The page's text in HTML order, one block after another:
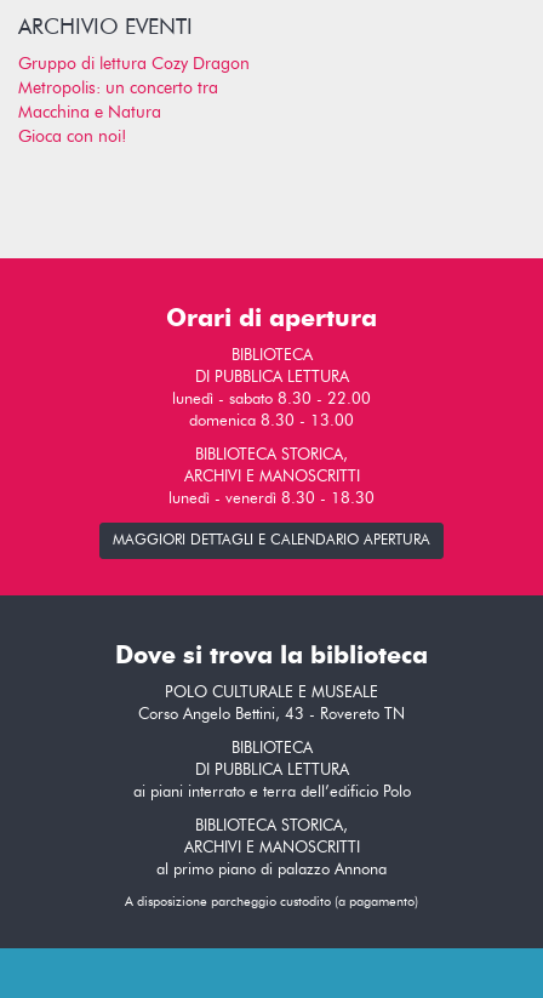
ARCHIVIO EVENTI
Gruppo di lettura Cozy Dragon
Metropolis: un concerto tra
Macchina e Natura
Gioca con noi!
Orari di apertura
BIBLIOTECA
DI PUBBLICA LETTURA
lunedì - sabato 8.30 - 22.00
domenica 8.30 - 13.00
BIBLIOTECA STORICA,
ARCHIVI E MANOSCRITTI
lunedì - venerdì 8.30 - 18.30
MAGGIORI DETTAGLI E CALENDARIO APERTURA
Dove si trova la biblioteca
POLO CULTURALE E MUSEALE
Corso Angelo Bettini, 43 - Rovereto TN
BIBLIOTECA
DI PUBBLICA LETTURA
ai piani interrato e terra dell’edificio Polo
BIBLIOTECA STORICA,
ARCHIVI E MANOSCRITTI
al primo piano di palazzo Annona
A disposizione parcheggio custodito (a pagamento)